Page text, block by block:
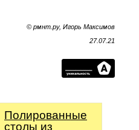
© рмнт.ру, Игорь Максимов
27.07.21
Полированные
столы из